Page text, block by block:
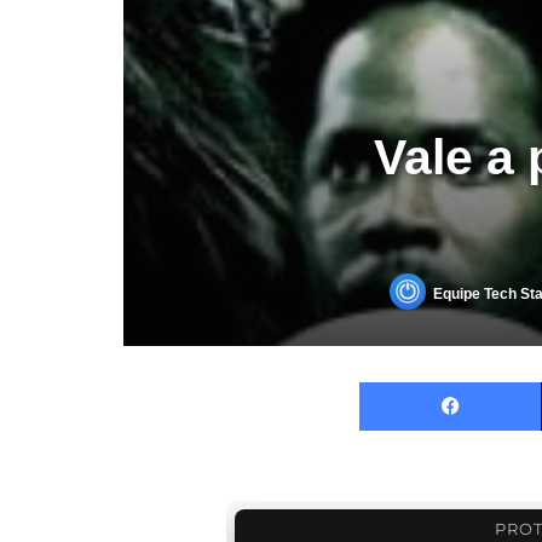
Vale a
Equipe Tech